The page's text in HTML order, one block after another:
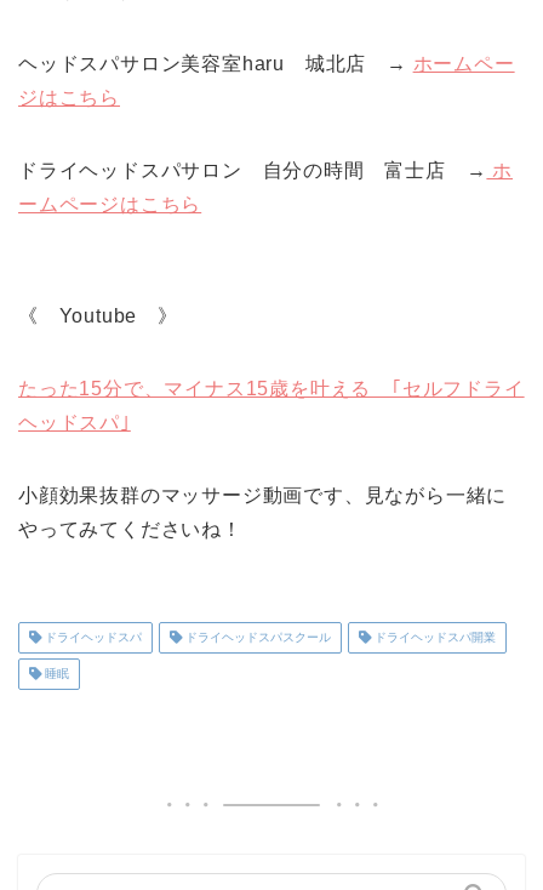
ヘッドスパサロン美容室haru 城北店 → ホームペー
ジはこちら
ドライヘッドスパサロン 自分の時間 富士店 → ホ
ームページはこちら
《 Youtube 》
たった15分で、マイナス15歳を叶える ｢セルフドライ
ヘッドスパ｣
小顔効果抜群のマッサージ動画です、見ながら一緒に
やってみてくださいね！
ドライヘッドスパ ドライヘッドスパスクール ドライヘッドスパ開業
睡眠